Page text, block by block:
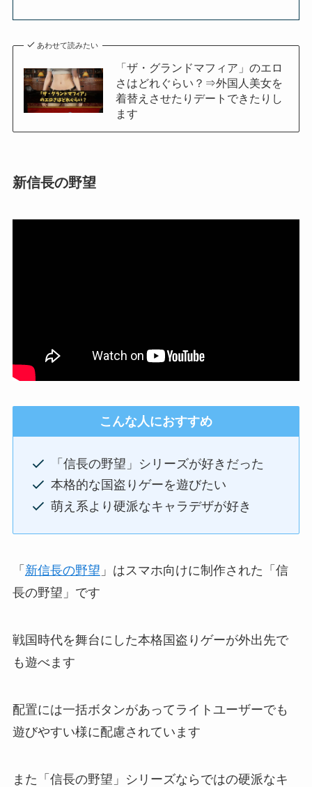
あわせて読みたい
「ザ・グランドマフィア」のエロ
さはどれぐらい？⇒外国人美女を
着替えさせたりデートできたりし
ます
新信長の野望
こんな人におすすめ
「信長の野望」シリーズが好きだった
本格的な国盗りゲーを遊びたい
萌え系より硬派なキャラデザが好き
「 新信長の野望 」はスマホ向けに制作された「信
長の野望」です
戦国時代を舞台にした本格国盗りゲーが外出先で
も遊べます
配置には一括ボタンがあってライトユーザーでも
遊びやすい様に配慮されています
また「信長の野望」シリーズならではの硬派なキ